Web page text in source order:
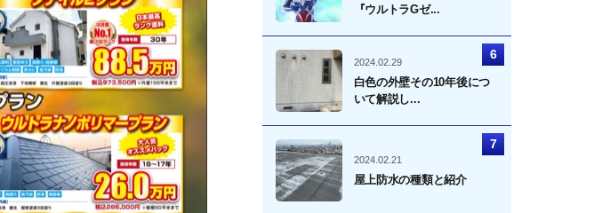
『ウルトラGゼ...
2024.02.29
白色の外壁その10年後につ
いて解説し...
2024.02.21
屋上防水の種類と紹介